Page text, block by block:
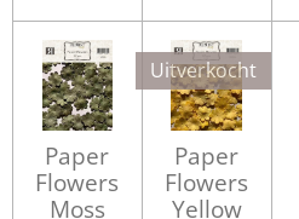
Paper
Flowers
Moss
Uitverkocht
Paper
Flowers
Yellow